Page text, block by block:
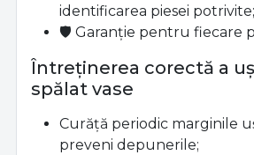
identificarea piesei potrivite;
🛡️ Garanție pentru fiecare
Întreținerea corectă a
spălat vase
Curăță periodic marginile
preveni depunerile;